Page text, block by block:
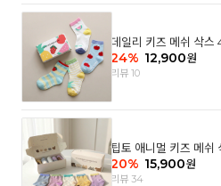
데일리 키즈 메쉬 삭
24% 12,900원
리뷰 10
팁토 애니멀 키즈 메쉬
20% 15,900원
리뷰 34